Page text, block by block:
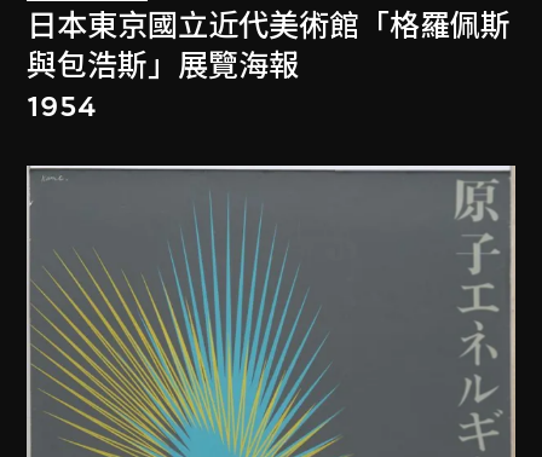
日本東京國立近代美術館「格羅佩斯
與包浩斯」展覽海報
1954